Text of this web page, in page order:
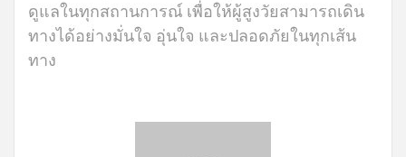
ดูแลในทุกสถานการณ์ เพื่อให้ผู้สูงวัยสามารถเดิน
ทางได้อย่างมั่นใจ อุ่นใจ และปลอดภัยในทุกเส้น
ทาง